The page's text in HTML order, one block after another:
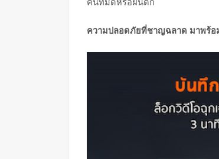
คืนที่มืดหรือฝนตก
ความปลอดภัยที่ชาญฉลาด มาพร้อ